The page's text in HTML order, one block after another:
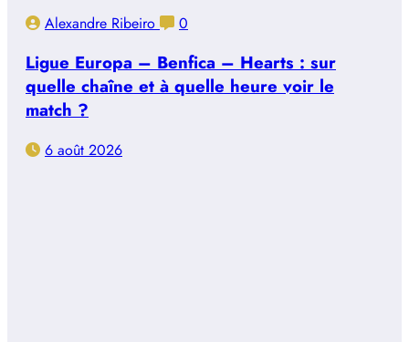
Alexandre Ribeiro 0
Ligue Europa – Benfica – Hearts : sur
quelle chaîne et à quelle heure voir le
match ?
6 août 2026